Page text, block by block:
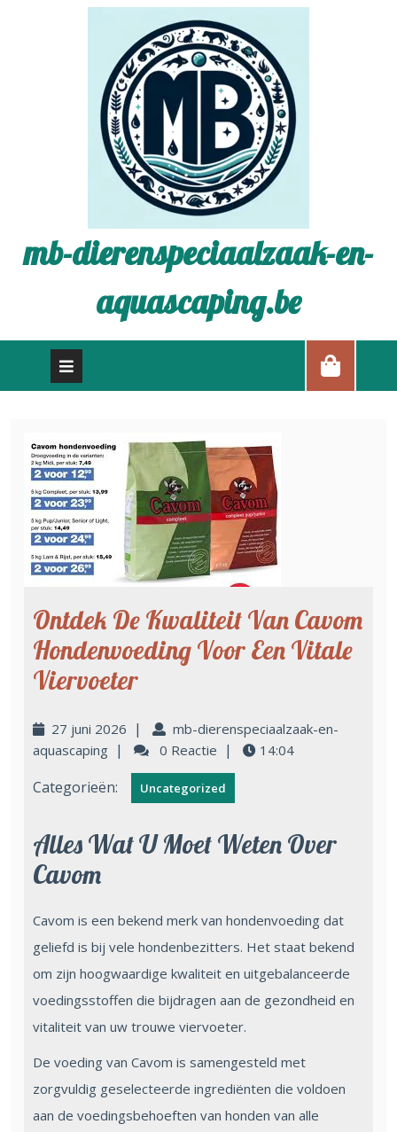
mb-dierenspeciaalzaak-en-
aquascaping.be
Ontdek De Kwaliteit Van Cavom
Hondenvoeding Voor Een Vitale
Viervoeter
27 juni 2026 |
mb-dierenspeciaalzaak-en-
aquascaping | 0 Reactie | 14:04
Categorieën: Uncategorized
Alles Wat U Moet Weten Over
Cavom
Cavom is een bekend merk van hondenvoeding dat
geliefd is bij vele hondenbezitters. Het staat bekend
om zijn hoogwaardige kwaliteit en uitgebalanceerde
voedingsstoffen die bijdragen aan de gezondheid en
vitaliteit van uw trouwe viervoeter.
De voeding van Cavom is samengesteld met
zorgvuldig geselecteerde ingrediënten die voldoen
aan de voedingsbehoeften van honden van alle